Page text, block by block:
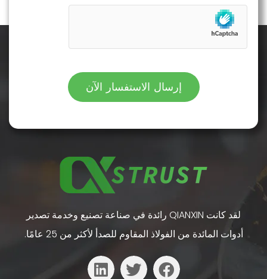
إرسال الاستفسار الآن
لقد كانت QIANXIN رائدة في صناعة تصنيع وخدمة تصدير
أدوات المائدة من الفولاذ المقاوم للصدأ لأكثر من 25 عامًا.